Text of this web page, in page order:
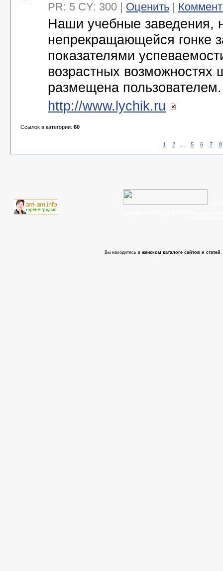
PR: 5 CY: 300 | Оценить |
Наши учебные заведения,
непрекращающейся гонке
показателями
возрастных возможностях
размещена
http://www.lychik.ru
Ссылок в категории: 60
1 2 5 6 7 8
Вы находитесь в женском каталоге сайтов и статей,